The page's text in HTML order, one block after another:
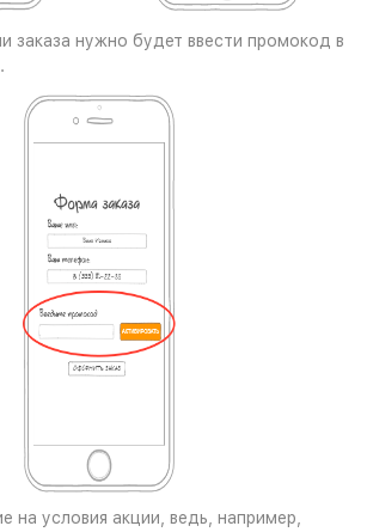
заказа нужно будет ввести промокод в
на условия акции, ведь, например,